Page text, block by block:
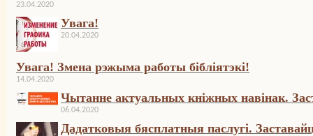
23.04.2020
Увага!
20.04.2020
Увага! Змена рэжыма работы бібліятэкі!
14.04.2020
Чытанне актуальных кніжных навінак.
06.04.2020
Дадатковыя бясплатныя паслугі.